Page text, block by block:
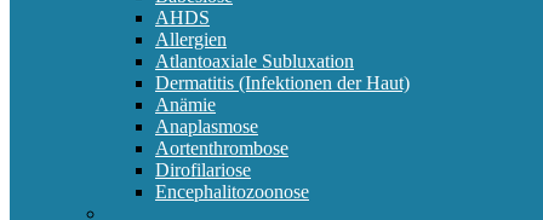
AHDS
Allergien
Atlantoaxiale Subluxation
Dermatitis (Infektionen der Haut)
Anämie
Anaplasmose
Aortenthrombose
Dirofilariose
Encephalitozoonose